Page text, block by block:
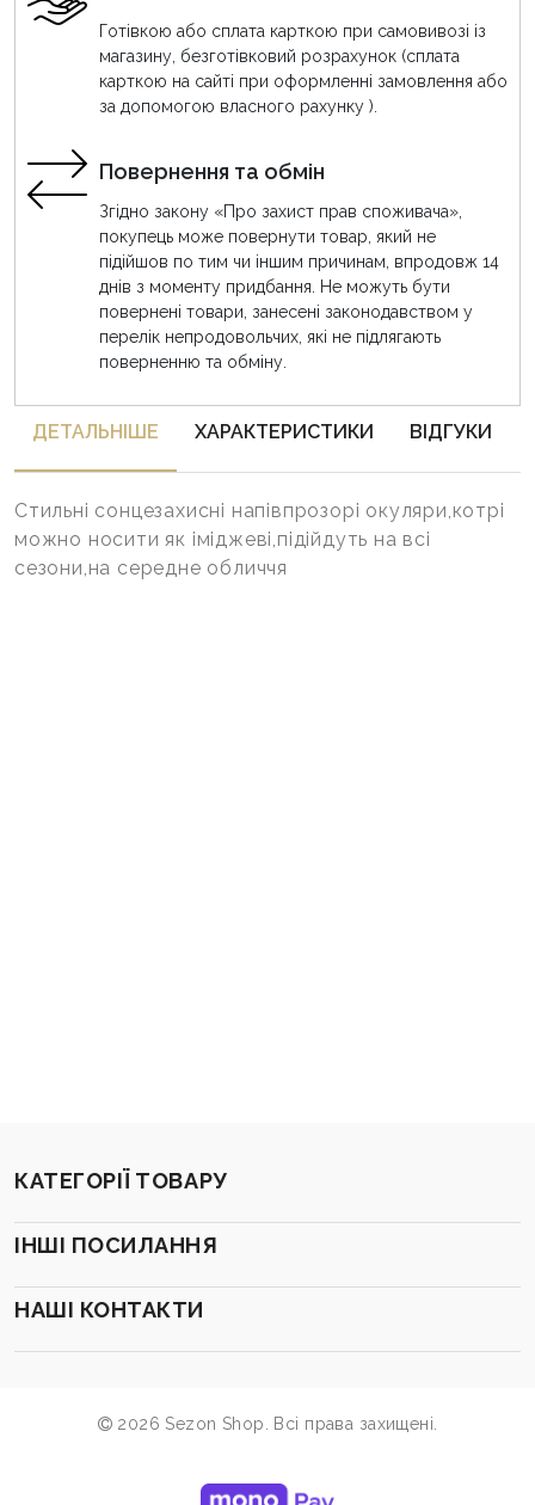
Готівкою або сплата карткою при самовивозі із
магазину, безготівковий розрахунок (сплата
карткою на сайті при оформленні замовлення або
за допомогою власного рахунку ).
Повернення та обмін
Згідно закону «Про захист прав споживача»,
покупець може повернути товар, який не
підійшов по тим чи іншим причинам, впродовж 14
днів з моменту придбання. Не можуть бути
повернені товари, занесені законодавством у
перелік непродовольчих, які не підлягають
поверненню та обміну.
ДЕТАЛЬНIШЕ ХАРАКТЕРИСТИКИ ВІДГУКИ
Стильні сонцезахисні напівпрозорі окуляри,котрі
можно носити як іміджеві,підійдуть на всі
сезони,на середне обличчя
КАТЕГОРІЇ ТОВАРУ
ІНШІ ПОСИЛАННЯ
НАШІ КОНТАКТИ
2026 Sezon Shop. Всі права захищені.